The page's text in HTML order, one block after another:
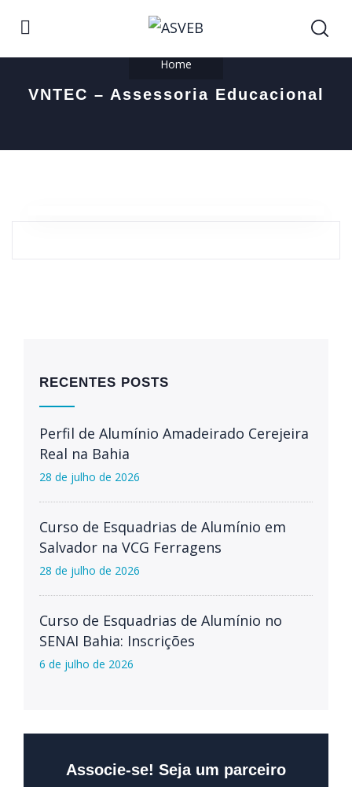
Home
VNTEC – Assessoria Educacional
RECENTES POSTS
Perfil de Alumínio Amadeirado Cerejeira
Real na Bahia
28 de julho de 2026
Curso de Esquadrias de Alumínio em
Salvador na VCG Ferragens
28 de julho de 2026
Curso de Esquadrias de Alumínio no
SENAI Bahia: Inscrições
6 de julho de 2026
Associe-se! Seja um parceiro